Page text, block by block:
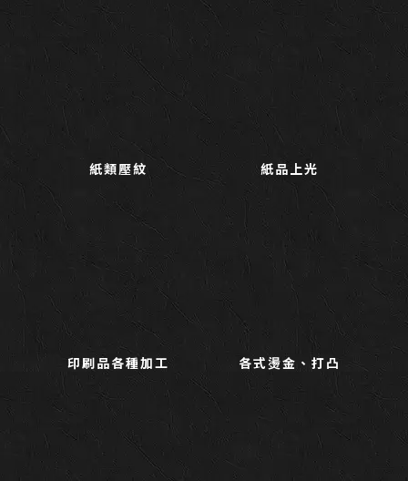
紙類壓紋 紙品上光
印刷品各種加工 各式燙金、打凸